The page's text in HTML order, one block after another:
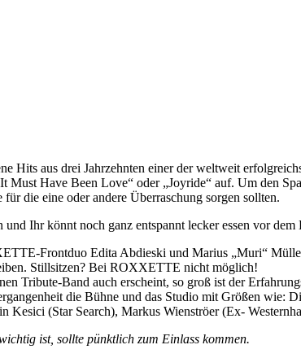
Hits aus drei Jahrzehnten einer der weltweit
Have Been Love“ oder „Joyride“ auf. Um den
die eine oder andere Überraschung sorgen sollten.
Ihr könnt noch ganz entspannt lecker essen vor dem
Frontduo Edita Abdieski und Marius „Muri“
Stillsitzen? Bei ROXXETTE nicht möglich!
Tribute-Band auch erscheint, so groß ist der
die Bühne und das Studio mit Größen
Kesici (Star Search), Markus Wienströer (Ex-
ist, sollte pünktlich zum Einlass kommen.